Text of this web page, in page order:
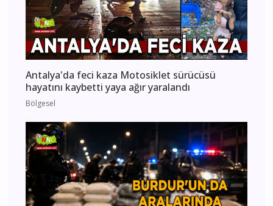
Antalya'da feci kaza Motosiklet sürücüsü
hayatını kaybetti yaya ağır yaralandı
Bölgesel